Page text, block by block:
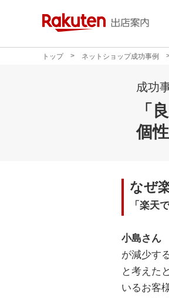
トップ ネットショップ成功事例
成功
「
個
なぜ
「楽天
小島さん
が減少す
と考えた
いるお客